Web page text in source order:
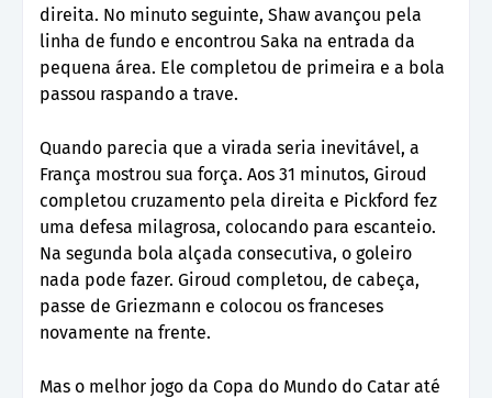
direita. No minuto seguinte, Shaw avançou pela
linha de fundo e encontrou Saka na entrada da
pequena área. Ele completou de primeira e a bola
passou raspando a trave.
Quando parecia que a virada seria inevitável, a
França mostrou sua força. Aos 31 minutos, Giroud
completou cruzamento pela direita e Pickford fez
uma defesa milagrosa, colocando para escanteio.
Na segunda bola alçada consecutiva, o goleiro
nada pode fazer. Giroud completou, de cabeça,
passe de Griezmann e colocou os franceses
novamente na frente.
Mas o melhor jogo da Copa do Mundo do Catar até